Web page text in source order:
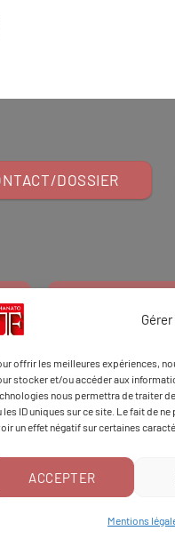
offrir les meilleures expériences,
stocker et/ou accéder aux
nous permettra de traiter
les ID uniques sur ce site. Le fait de
un effet négatif sur certaines
ACCEPTER
Mentions
DOSSIER
Financeur
Tapez 3